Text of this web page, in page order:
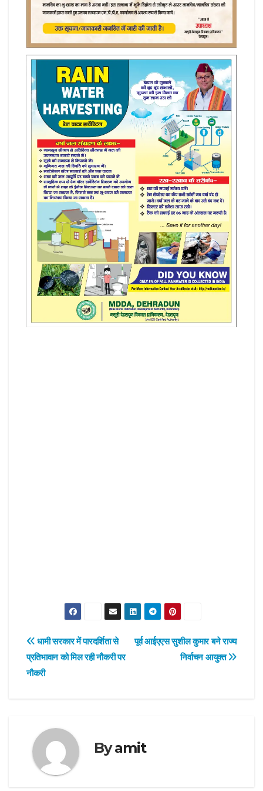
Post
navigation
पूर्व आईएएस सुशील कुमार बने राज्य
निर्वाचन आयुक्त
धामी सरकार में पारदर्शिता से
प्रतिभावान को मिल रही नौकरी पर
नौकरी
Byamit